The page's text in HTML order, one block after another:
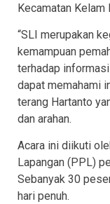
Kecamatan Kelam
“SLI merupakan
kemampuan
terhadap
dapat memahami
terang Hartanto
dan arahan.
Acara ini diikuti
Lapangan (PPL)
Sebanyak 30
hari penuh.